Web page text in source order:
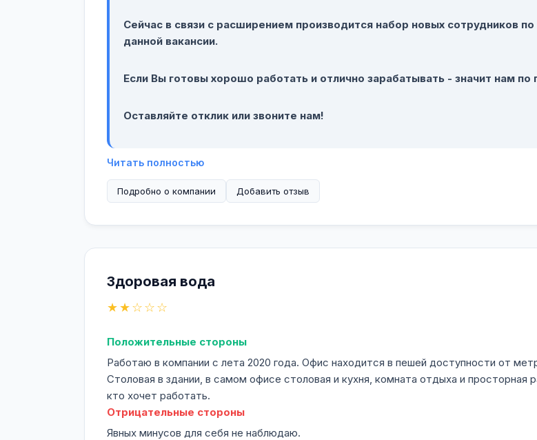
Сейчас в связи с расширением производится набор новых сотрудников по
данной вакансии.
Если Вы готовы хорошо работать и отлично зарабатывать - значит нам по
Оставляйте отклик или звоните нам!
Читать полностью
Подробно о компании Добавить отзыв
Здоровая вода
★★☆☆☆
Положительные стороны
Работаю в компании с лета 2020 года. Офис находится в пешей доступности от
Столовая в здании, в самом офисе столовая и кухня, комната отдыха и просторная
кто хочет работать.
Отрицательные стороны
Явных минусов для себя не наблюдаю.